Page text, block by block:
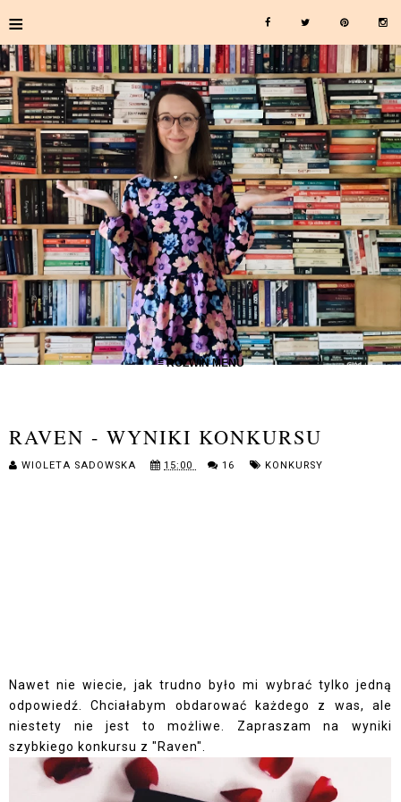
≡
≡ ROZWIŃ MENU
RAVEN - WYNIKI KONKURSU
WIOLETA SADOWSKA 15:00 16 KONKURSY
Nawet nie wiecie, jak trudno było mi wybrać tylko jedną
odpowiedź. Chciałabym obdarować każdego z was, ale
niestety nie jest to możliwe. Zapraszam na wyniki
szybkiego konkursu z "Raven".